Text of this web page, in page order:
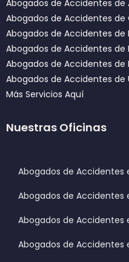
Abogados de Accidentes de
Abogados de Accidentes de
Abogados de Accidentes
Abogados de Accidentes de
Abogados de Accidentes de
Abogados de Accidentes de
Más Servicios Aquí
Nuestras Oficinas
Abogados de Accidentes
Abogados de Accidentes
Abogados de Accidentes
Abogados de Accidentes